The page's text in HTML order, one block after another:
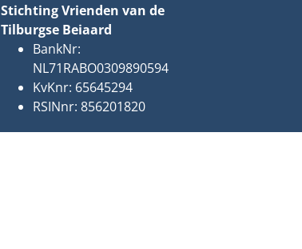
Stichting Vrienden van de
Tilburgse Beiaard
BankNr:
NL71RABO0309890594
KvKnr: 65645294
RSINnr: 856201820